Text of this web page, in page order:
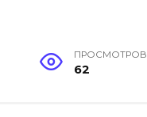
ПРОСМОТРОВ
62